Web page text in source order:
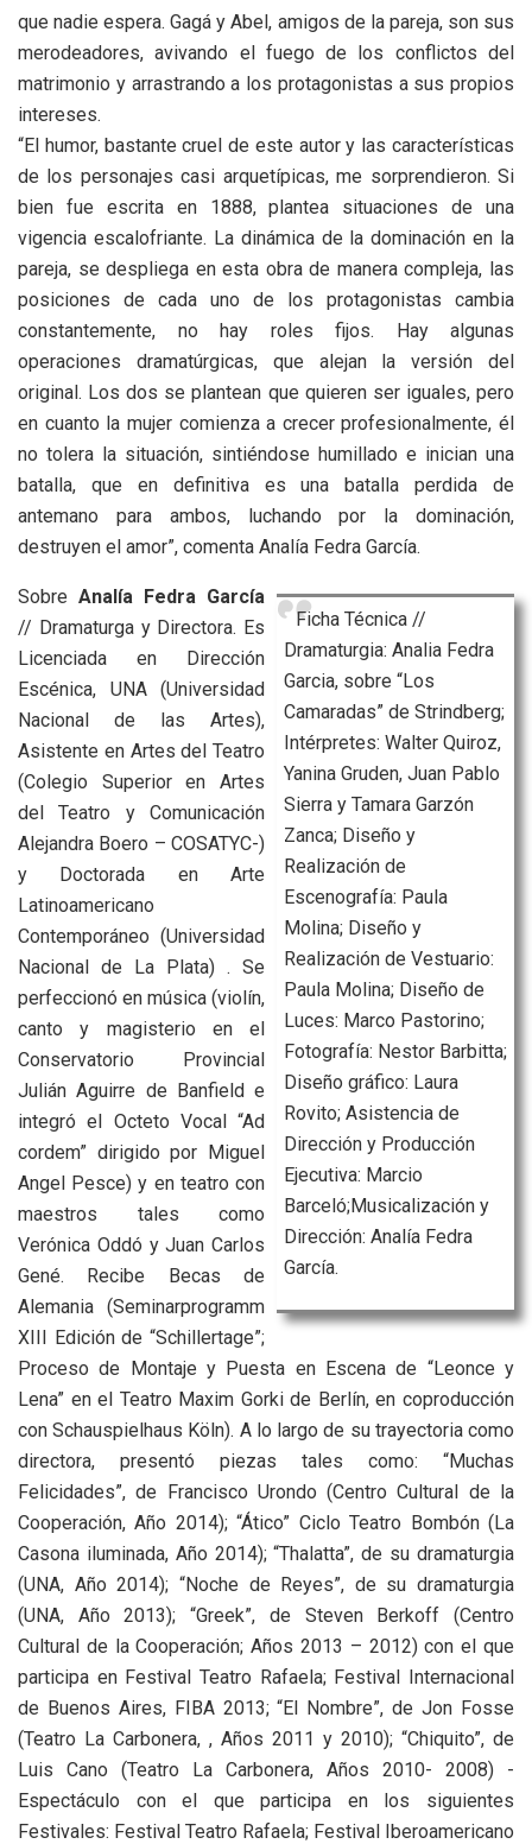
que nadie espera. Gagá y Abel, amigos de la pareja, son sus
merodeadores, avivando el fuego de los conflictos del
matrimonio y arrastrando a los protagonistas a sus propios
intereses.
“El humor, bastante cruel de este autor y las características
de los personajes casi arquetípicas, me sorprendieron. Si
bien fue escrita en 1888, plantea situaciones de una
vigencia escalofriante. La dinámica de la dominación en la
pareja, se despliega en esta obra de manera compleja, las
posiciones de cada uno de los protagonistas cambia
constantemente, no hay roles fijos. Hay algunas
operaciones dramatúrgicas, que alejan la versión del
original. Los dos se plantean que quieren ser iguales, pero
en cuanto la mujer comienza a crecer profesionalmente, él
no tolera la situación, sintiéndose humillado e inician una
batalla, que en definitiva es una batalla perdida de
antemano para ambos, luchando por la dominación,
destruyen el amor”, comenta Analía Fedra García.
Ficha Técnica //
Dramaturgia: Analia Fedra
Garcia, sobre “Los
Camaradas” de Strindberg;
Intérpretes: Walter Quiroz,
Yanina Gruden, Juan Pablo
Sierra y Tamara Garzón
Zanca; Diseño y
Realización de
Escenografía: Paula
Molina; Diseño y
Realización de Vestuario:
Paula Molina; Diseño de
Luces: Marco Pastorino;
Fotografía: Nestor Barbitta;
Diseño gráfico: Laura
Rovito; Asistencia de
Dirección y Producción
Ejecutiva: Marcio
Barceló;Musicalización y
Dirección: Analía Fedra
García.
Sobre Analía Fedra García
// Dramaturga y Directora. Es
Licenciada en Dirección
Escénica, UNA (Universidad
Nacional de las Artes),
Asistente en Artes del Teatro
(Colegio Superior en Artes
del Teatro y Comunicación
Alejandra Boero – COSATYC-)
y Doctorada en Arte
Latinoamericano
Contemporáneo (Universidad
Nacional de La Plata) . Se
perfeccionó en música (violín,
canto y magisterio en el
Conservatorio Provincial
Julián Aguirre de Banfield e
integró el Octeto Vocal “Ad
cordem” dirigido por Miguel
Angel Pesce) y en teatro con
maestros tales como
Verónica Oddó y Juan Carlos
Gené. Recibe Becas de
Alemania (Seminarprogramm
XIII Edición de “Schillertage”;
Proceso de Montaje y Puesta en Escena de “Leonce y
Lena” en el Teatro Maxim Gorki de Berlín, en coproducción
con Schauspielhaus Köln). A lo largo de su trayectoria como
directora, presentó piezas tales como: “Muchas
Felicidades”, de Francisco Urondo (Centro Cultural de la
Cooperación, Año 2014); “Ático” Ciclo Teatro Bombón (La
Casona iluminada, Año 2014); “Thalatta”, de su dramaturgia
(UNA, Año 2014); “Noche de Reyes”, de su dramaturgia
(UNA, Año 2013); “Greek”, de Steven Berkoff (Centro
Cultural de la Cooperación; Años 2013 – 2012) con el que
participa en Festival Teatro Rafaela; Festival Internacional
de Buenos Aires, FIBA 2013; “El Nombre”, de Jon Fosse
(Teatro La Carbonera, , Años 2011 y 2010); “Chiquito”, de
Luis Cano (Teatro La Carbonera, Años 2010- 2008) -
Espectáculo con el que participa en los siguientes
Festivales: Festival Teatro Rafaela; Festival Iberoamericano